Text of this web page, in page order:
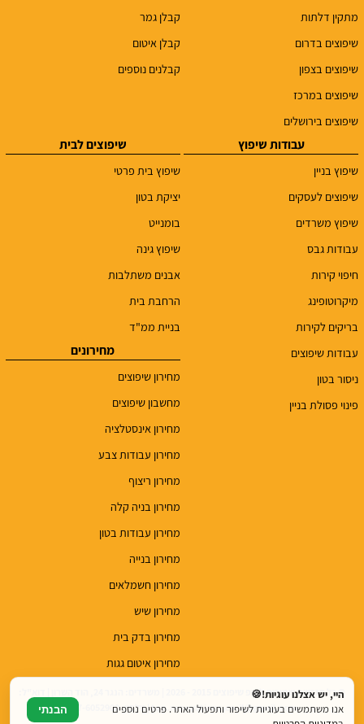
מתקין דלתות
שיפוצים בדרום
שיפוצים בצפון
שיפוצים במרכז
שיפוצים בירושלים
קבלן גמר
קבלן איטום
קבלנים נוספים
עבודות שיפוץ
שיפוץ בניין
שיפוצים לעסקים
שיפוץ משרדים
עבודות גבס
חיפוי קירות
מיקרוטופינג
בריקים לקירות
עבודות שיפוצים
ניסור בטון
פינוי פסולת בניין
שיפוצים לבית
שיפוץ בית פרטי
יציקת בטון
בומנייט
שיפוץ גינה
אבנים משתלבות
הרחבת בית
בניית ממ"ד
מחירונים
מחירון שיפוצים
מחשבון שיפוצים
מחירון אינסטלציה
מחירון עבודות צבע
מחירון ריצוף
מחירון בניה קלה
מחירון עבודות בטון
מחירון בנייה
מחירון חשמלאים
מחירון שיש
מחירון בדק בית
מחירון איטום גגות
top.renovations.co.il@gmail.com | טלפון: 077-6052900
היי, יש אצלנו עוגיות!🍪
אנו משתמשים בעוגיות לשיפור ותפעול האתר. פרטים נוספים
הבנתי